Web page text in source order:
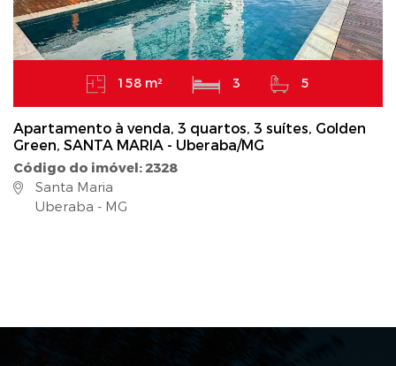
158 m² 3 5
Apartamento à venda, 3 quartos, 3 suítes, Golden
Green, SANTA MARIA - Uberaba/MG
Código do imóvel: 2328
Santa Maria
Uberaba - MG